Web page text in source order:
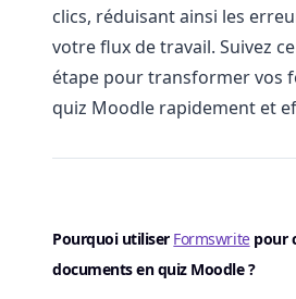
clics, réduisant ainsi les
votre flux de travail. Suivez
étape pour transformer vos
quiz Moodle rapidement et
Pourquoi utiliser Formswritepour
documents en quiz Moodle ?